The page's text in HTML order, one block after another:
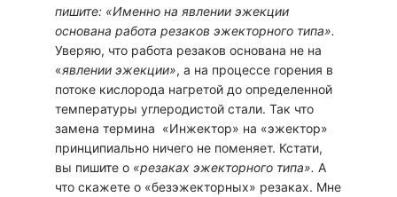
пишите: «Именно на явлении эжекции
основана работа резаков эжекторного типа».
Уверяю, что работа резаков основана не на
«явлении эжекции», а на процессе горения в
потоке кислорода нагретой до определенной
температуры углеродистой стали. Так что
замена термина «Инжектор» на «эжектор»
принципиально ничего не поменяет. Кстати,
вы пишите о «резаках эжекторного типа». А
что скажете о «безэжекторных» резаках. Мне